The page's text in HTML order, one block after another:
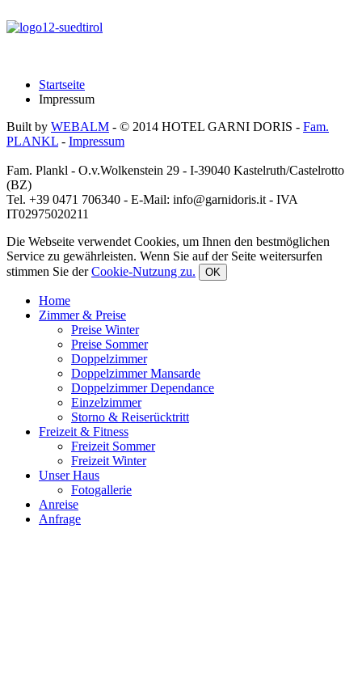
Startseite
Impressum
Built by WEBALM - © 2014 HOTEL GARNI DORIS - Fam.
PLANKL - Impressum
Fam. Plankl - O.v.Wolkenstein 29 - I-39040 Kastelruth/Castelrotto
(BZ)
Tel. +39 0471 706340 - E-Mail: info@garnidoris.it - IVA
IT02975020211
Die Webseite verwendet Cookies, um Ihnen den bestmöglichen
Service zu gewährleisten. Wenn Sie auf der Seite weitersurfen
stimmen Sie derCookie-Nutzung zu. OK
Home
Zimmer & Preise
Preise Winter
Preise Sommer
Doppelzimmer
Doppelzimmer Mansarde
Doppelzimmer Dependance
Einzelzimmer
Storno & Reiserücktritt
Freizeit & Fitness
Freizeit Sommer
Freizeit Winter
Unser Haus
Fotogallerie
Anreise
Anfrage